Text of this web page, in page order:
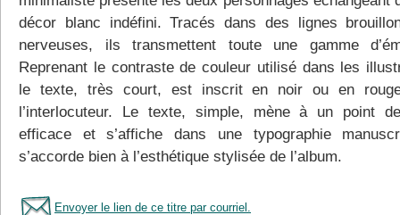
décor blanc indéfini. Tracés dans des lignes
nerveuses, ils transmettent toute une gamme
Reprenant le contraste de couleur utilisé dans les
le texte, très court, est inscrit en noir ou en
l’interlocuteur. Le texte, simple, mène à un point
efficace et s’affiche dans une typographie
s’accorde bien à l’esthétique stylisée de l’album.
Envoyer le lien de ce titre par courriel.